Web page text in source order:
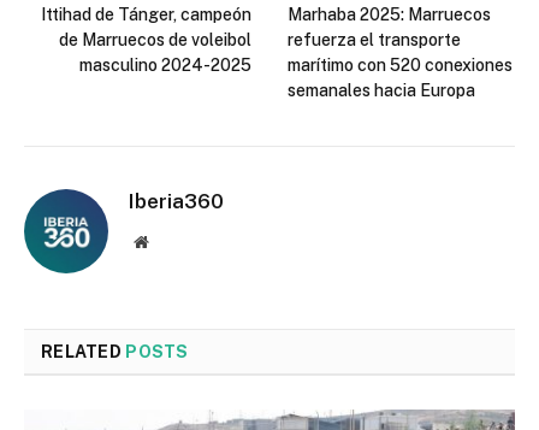
Ittihad de Tánger, campeón
de Marruecos de voleibol
masculino 2024-2025
Marhaba 2025: Marruecos
refuerza el transporte
marítimo con 520 conexiones
semanales hacia Europa
Iberia360
Website
RELATED POSTS